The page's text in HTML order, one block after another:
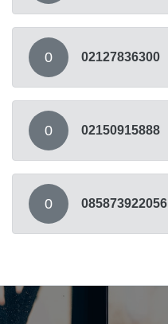
0 02127836300
0 02150915888
0 085873922056